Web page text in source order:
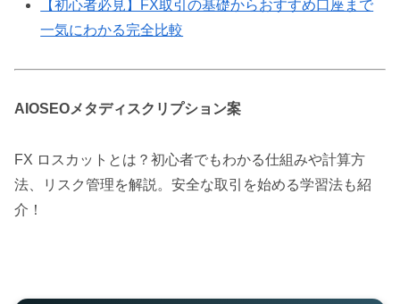
【初心者必見】FX取引の基礎からおすすめ口座まで
一気にわかる完全比較
AIOSEOメタディスクリプション案
FX ロスカットとは？初心者でもわかる仕組みや計算方
法、リスク管理を解説。安全な取引を始める学習法も紹
介！